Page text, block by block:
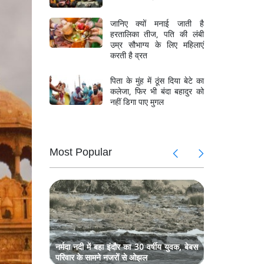
जानिए क्यों मनाई जाती है
हरतालिका तीज, पति की लंबी
उम्र सौभाग्य के लिए महिलाएं
करती है व्रत
पिता के मुंह में ठूंस दिया बेटे का
कलेजा, फिर भी बंदा बहादुर को
नहीं डिगा पाए मुगल
Most Popular
मंत्री
रही है
कहा
नर्मदा नदी में बहा इंदौर का 30 वर्षीय युवक, बेबस
परिवार के सामने नजरों से ओझल